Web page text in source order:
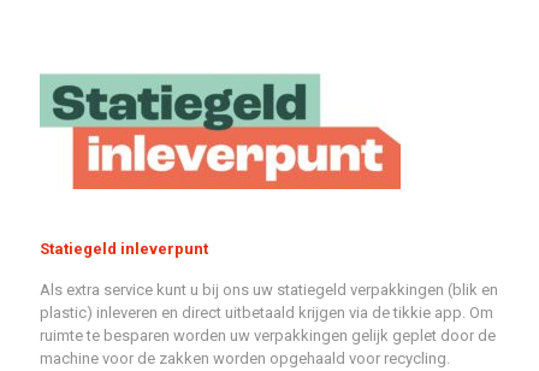
Statiegeld inleverpunt
Als extra service kunt u bij ons uw statiegeld verpakkingen (blik en
plastic) inleveren en direct uitbetaald krijgen via de tikkie app. Om
ruimte te besparen worden uw verpakkingen gelijk geplet door de
machine voor de zakken worden opgehaald voor recycling.